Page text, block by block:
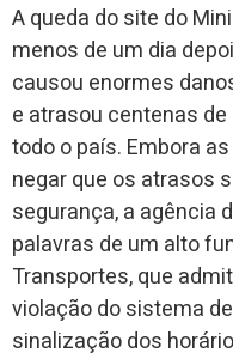
A queda do site do
menos de um dia
causou enormes
e atrasou centenas
todo o país. Embora
negar que os atrasos
segurança, a agência
palavras de um alto
Transportes, que
violação do sistema
sinalização dos